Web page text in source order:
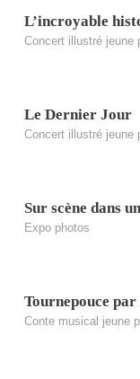
L’incroyable
Concert illustré jeune
Le Dernier Jour
Concert illustré jeune
Sur scène dans
Expo photos
Tournepouce
Conte musical jeune